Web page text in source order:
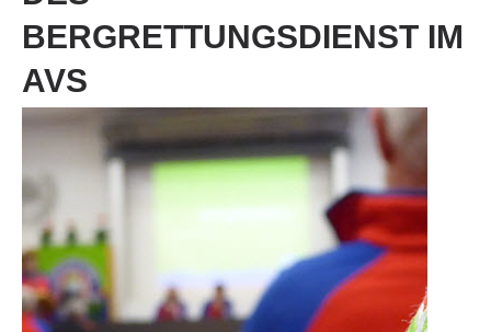
Vereinsgeschichte
BERGRETTUNGSDIENST IM
AVS